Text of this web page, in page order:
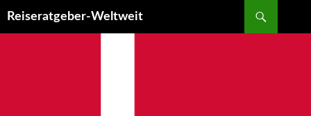
Reiseratgeber-Weltweit